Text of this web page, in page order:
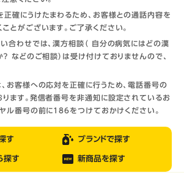
確にうけたまわるため、お客様との通話内容を
とがございます。ご了承ください。
合わせでは、漢方相談（ 自分の病気にはどの漢
などのご相談）は受け付けておりませんので、
お客様への応対を正確に行うため、電話番号の
ます。発信者番号を非通知に設定されているお
ル番号の前に186をつけておかけください。
す ブランドで探す
探す 新商品を探す